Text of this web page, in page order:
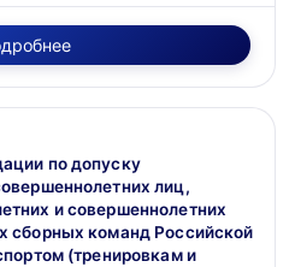
по допуску
лиц,
и совершеннолетних
сборных команд Российской
(тренировкам и